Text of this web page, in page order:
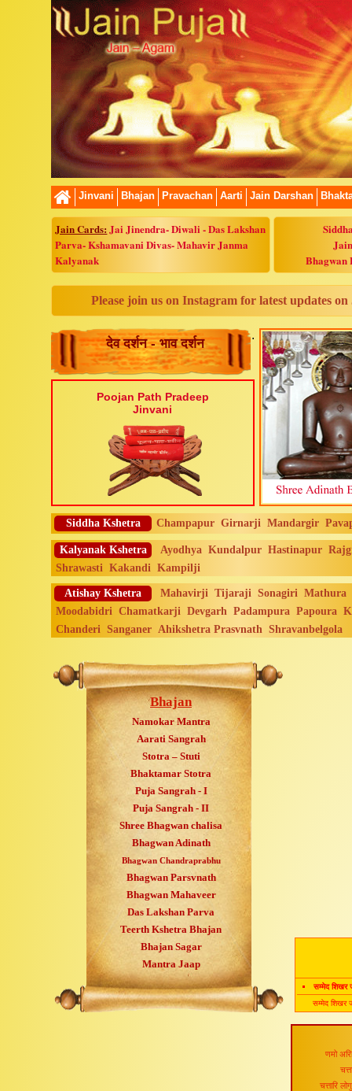
Jinvani Bhajan Pravachan Aarti Jain Darshan
Jain Cards: Jai Jinendra-Diwali-Das Lakshan
Parva-Kshamavani Divas-Mahavir Janma
Kalyanak
Bhagwan
Please join us on Instagram for latest updates
देव दर्शन - भाव दर्शन
Poojan Path Pradeep
Jinvani
.
Siddha Kshetra Champapur Girnarji Mandargir
Kalyanak Kshetra Ayodhya Kundalpur Hastinapur
Shrawasti Kakandi Kampilji
Atishay Kshetra Mahavirji Tijaraji Sonagiri Mathura
Moodabidri Chamatkarji Devgarh Padampura Papoura
Chanderi Sanganer Ahikshetra Prasvnath Shravanbelgola
Bhajan
Namokar Mantra
Aarati Sangrah
Stotra – Stuti
Bhaktamar Stotra
Puja Sangrah - I
Puja Sangrah - II
Shree Bhagwan chalisa
Bhagwan Adinath
Bhagwan Chandraprabhu
Bhagwan Parsvnath
Bhagwan Mahaveer
Das Lakshan Parva
Teerth Kshetra Bhajan
Bhajan Sagar
Mantra Jaap
सम्मेद शिखर
सम्मेद शिखर
णमो
चत्तारि